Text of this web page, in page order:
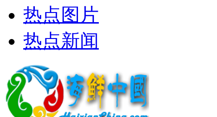
热点图片
热点新闻